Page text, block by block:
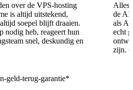
over de VPS-hosting
is altijd uitstekend,
soepel blijft draaien.
nodig heb, reageert hun
snel, deskundig en
Alles
de
als AI
echt
zijn.
geld-terug-garantie*